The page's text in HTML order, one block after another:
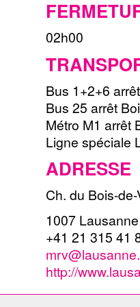
02h00
Bus 1+2+6
Bus 25 arrêt
Métro M1 arrêt
Ligne spéciale
ADRESSE
Ch. du Bois-
1007 Lausanne
+41 21 315 41
http://